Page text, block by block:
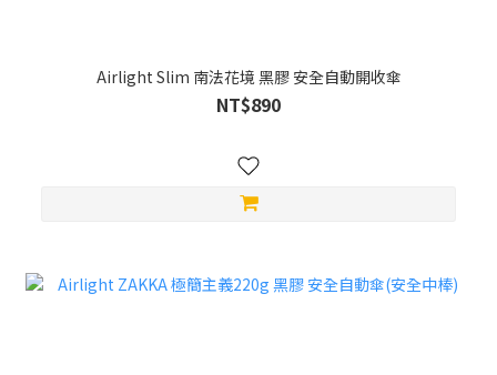
Airlight Slim 南法花境 黑膠 安全自動開收傘
NT$890